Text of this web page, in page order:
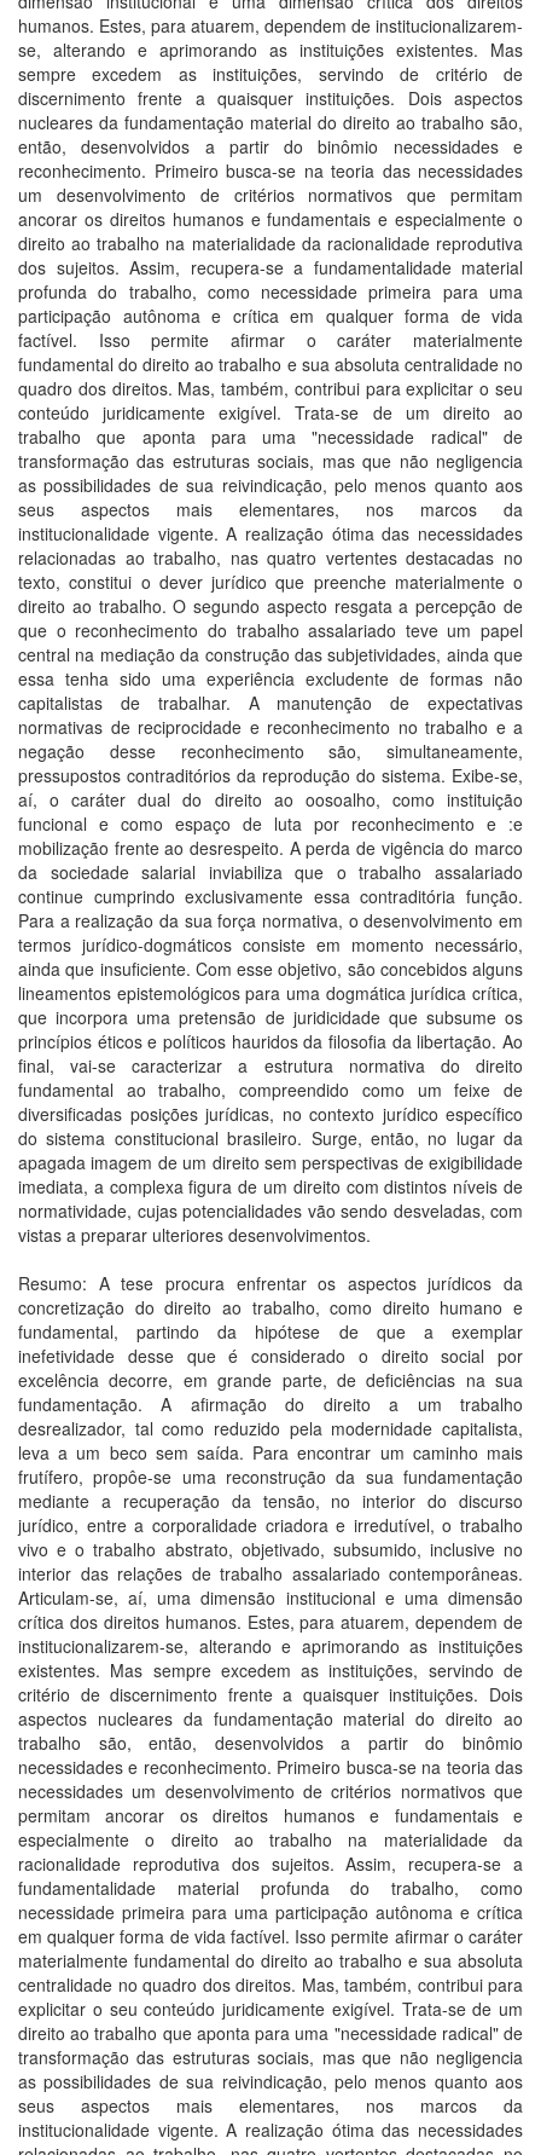
humanos. Estes, para atuarem, dependem de institucionalizarem-
se, alterando e aprimorando as instituições existentes. Mas
sempre excedem as instituições, servindo de critério de
discernimento frente a quaisquer instituições. Dois aspectos
nucleares da fundamentação material do direito ao trabalho são,
então, desenvolvidos a partir do binômio necessidades e
reconhecimento. Primeiro busca-se na teoria das necessidades
um desenvolvimento de critérios normativos que permitam
ancorar os direitos humanos e fundamentais e especialmente o
direito ao trabalho na materialidade da racionalidade reprodutiva
dos sujeitos. Assim, recupera-se a fundamentalidade material
profunda do trabalho, como necessidade primeira para uma
participação autônoma e crítica em qualquer forma de vida
factível. Isso permite afirmar o caráter materialmente
fundamental do direito ao trabalho e sua absoluta centralidade no
quadro dos direitos. Mas, também, contribui para explicitar o seu
conteúdo juridicamente exigível. Trata-se de um direito ao
trabalho que aponta para uma "necessidade radical" de
transformação das estruturas sociais, mas que não negligencia
as possibilidades de sua reivindicação, pelo menos quanto aos
seus aspectos mais elementares, nos marcos da
institucionalidade vigente. A realização ótima das necessidades
relacionadas ao trabalho, nas quatro vertentes destacadas no
texto, constitui o dever jurídico que preenche materialmente o
direito ao trabalho. O segundo aspecto resgata a percepção de
que o reconhecimento do trabalho assalariado teve um papel
central na mediação da construção das subjetividades, ainda que
essa tenha sido uma experiência excludente de formas não
capitalistas de trabalhar. A manutenção de expectativas
normativas de reciprocidade e reconhecimento no trabalho e a
negação desse reconhecimento são, simultaneamente,
pressupostos contraditórios da reprodução do sistema. Exibe-se,
aí, o caráter dual do direito ao oosoalho, como instituição
funcional e como espaço de luta por reconhecimento e :e
mobilização frente ao desrespeito. A perda de vigência do marco
da sociedade salarial inviabiliza que o trabalho assalariado
continue cumprindo exclusivamente essa contraditória função.
Para a realização da sua força normativa, o desenvolvimento em
termos jurídico-dogmáticos consiste em momento necessário,
ainda que insuficiente. Com esse objetivo, são concebidos alguns
lineamentos epistemológicos para uma dogmática jurídica crítica,
que incorpora uma pretensão de juridicidade que subsume os
princípios éticos e políticos hauridos da filosofia da libertação. Ao
final, vai-se caracterizar a estrutura normativa do direito
fundamental ao trabalho, compreendido como um feixe de
diversificadas posições jurídicas, no contexto jurídico específico
do sistema constitucional brasileiro. Surge, então, no lugar da
apagada imagem de um direito sem perspectivas de exigibilidade
imediata, a complexa figura de um direito com distintos níveis de
normatividade, cujas potencialidades vão sendo desveladas, com
vistas a preparar ulteriores desenvolvimentos.
Resumo: A tese procura enfrentar os aspectos jurídicos da
concretização do direito ao trabalho, como direito humano e
fundamental, partindo da hipótese de que a exemplar
inefetividade desse que é considerado o direito social por
excelência decorre, em grande parte, de deficiências na sua
fundamentação. A afirmação do direito a um trabalho
desrealizador, tal como reduzido pela modernidade capitalista,
leva a um beco sem saída. Para encontrar um caminho mais
frutífero, propôe-se uma reconstrução da sua fundamentação
mediante a recuperação da tensão, no interior do discurso
jurídico, entre a corporalidade criadora e irredutível, o trabalho
vivo e o trabalho abstrato, objetivado, subsumido, inclusive no
interior das relações de trabalho assalariado contemporâneas.
Articulam-se, aí, uma dimensão institucional e uma dimensão
crítica dos direitos humanos. Estes, para atuarem, dependem de
institucionalizarem-se, alterando e aprimorando as instituições
existentes. Mas sempre excedem as instituições, servindo de
critério de discernimento frente a quaisquer instituições. Dois
aspectos nucleares da fundamentação material do direito ao
trabalho são, então, desenvolvidos a partir do binômio
necessidades e reconhecimento. Primeiro busca-se na teoria das
necessidades um desenvolvimento de critérios normativos que
permitam ancorar os direitos humanos e fundamentais e
especialmente o direito ao trabalho na materialidade da
racionalidade reprodutiva dos sujeitos. Assim, recupera-se a
fundamentalidade material profunda do trabalho, como
necessidade primeira para uma participação autônoma e crítica
em qualquer forma de vida factível. Isso permite afirmar o caráter
materialmente fundamental do direito ao trabalho e sua absoluta
centralidade no quadro dos direitos. Mas, também, contribui para
explicitar o seu conteúdo juridicamente exigível. Trata-se de um
direito ao trabalho que aponta para uma "necessidade radical" de
transformação das estruturas sociais, mas que não negligencia
as possibilidades de sua reivindicação, pelo menos quanto aos
seus aspectos mais elementares, nos marcos da
institucionalidade vigente. A realização ótima das necessidades